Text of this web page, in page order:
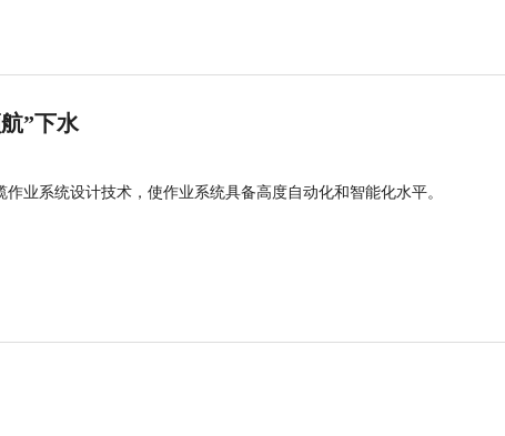
”下水
业系统设计技术，使作业系统具备高度自动化和智能化水平。